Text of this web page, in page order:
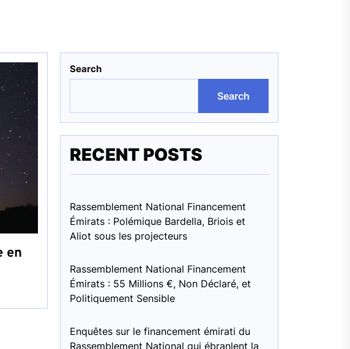
en
Search
Search
RECENT POSTS
Rassemblement National Financement
Émirats : Polémique Bardella, Briois et
Aliot sous les projecteurs
Rassemblement National Financement
Émirats : 55 Millions €, Non Déclaré, et
Politiquement Sensible
Enquêtes sur le financement émirati du
Rassemblement National qui ébranlent la